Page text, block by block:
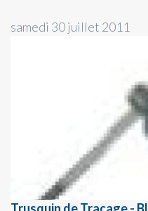
samedi 30 juillet 2011